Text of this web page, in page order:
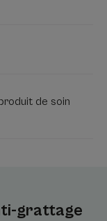
de soin
grattage